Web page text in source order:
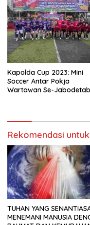
Kapolda Cup 2023: Mini
Soccer Antar Pokja
Wartawan Se-
Rekomendasi
TUHAN YANG
MENEMANI MANUSIA